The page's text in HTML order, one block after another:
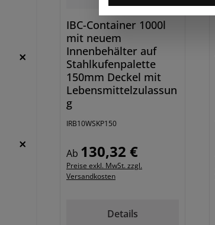
IBC-Container 1000l
mit neuem
Innenbehälter auf
Stahlkufenpalette
150mm Deckel mit
Lebensmittelzulassun
g
IRB10WSKP150
Regulärer Preis:
Ab 130,32 €
Preise exkl. MwSt. zzgl.
Versandkosten
Details